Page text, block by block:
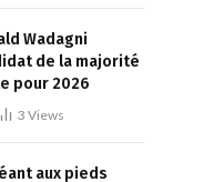
Wadagni
de la majorité
pour 2026
3 Views
aux pieds